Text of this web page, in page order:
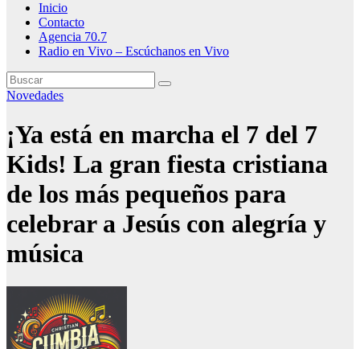
Inicio
Contacto
Agencia 70.7
Radio en Vivo – Escúchanos en Vivo
Novedades
¡Ya está en marcha el 7 del 7
Kids! La gran fiesta cristiana
de los más pequeños para
celebrar a Jesús con alegría y
música